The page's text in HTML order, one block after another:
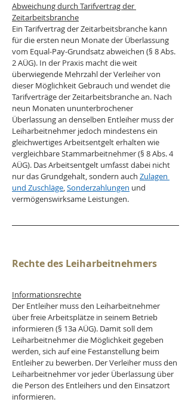
Abweichung durch Tarifvertrag der
Zeitarbeitsbranche
Ein Tarifvertrag der Zeitarbeitsbranche kann
für die ersten neun Monate der Überlassung
vom Equal-Pay-Grundsatz abweichen (§ 8 Abs.
2 AÜG). In der Praxis macht die weit
überwiegende Mehrzahl der Verleiher von
dieser Möglichkeit Gebrauch und wendet die
Tarifverträge der Zeitarbeitsbranche an. Nach
neun Monaten ununterbrochener
Überlassung an denselben Entleiher muss der
Leiharbeitnehmer jedoch mindestens ein
gleichwertiges Arbeitsentgelt erhalten wie
vergleichbare Stammarbeitnehmer (§ 8 Abs. 4
AÜG). Das Arbeitsentgelt umfasst dabei nicht
nur das Grundgehalt, sondern auch Zulagen
und Zuschläge, Sonderzahlungen und
vermögenswirksame Leistungen.
Rechte des Leiharbeitnehmers
Informationsrechte
Der Entleiher muss den Leiharbeitnehmer
über freie Arbeitsplätze in seinem Betrieb
informieren (§ 13a AÜG). Damit soll dem
Leiharbeitnehmer die Möglichkeit gegeben
werden, sich auf eine Festanstellung beim
Entleiher zu bewerben. Der Verleiher muss den
Leiharbeitnehmer vor jeder Überlassung über
die Person des Entleihers und den Einsatzort
informieren.